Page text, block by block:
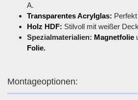
A.
Transparentes Acrylglas:
Holz HDF: Stilvoll mit weißer
Spezialmaterialien: Magnetfolie
Folie.
Montageoptionen: